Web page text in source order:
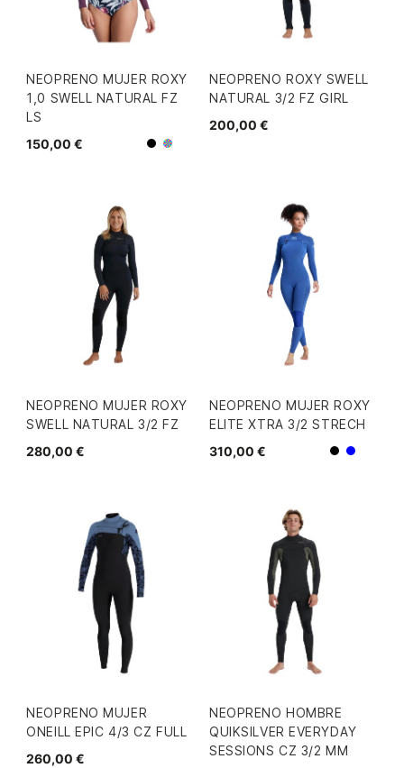
NEOPRENO MUJER ROXY
1,0 SWELL NATURAL FZ
LS
150,00 €
Negro/Varios
Granate/Varios
NEOPRENO ROXY SWELL
NATURAL 3/2 FZ GIRL
200,00 €
NEOPRENO MUJER ROXY
SWELL NATURAL 3/2 FZ
280,00 €
NEOPRENO MUJER ROXY
ELITE XTRA 3/2 STRECH
310,00 €
Negro
Azul
NEOPRENO MUJER
ONEILL EPIC 4/3 CZ FULL
260,00 €
NEOPRENO HOMBRE
QUIKSILVER EVERYDAY
SESSIONS CZ 3/2 MM